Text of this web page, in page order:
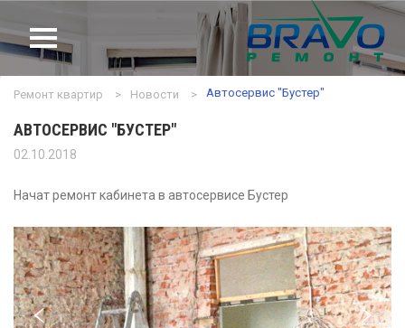
УСЛУГИ
ТИП РЕМОНТА
ТИП ПОМЕЩЕНИЯ
ТИП КВАРТИРЫ
ДИЗАЙН
ПОРТФОЛИО
Ремонт квартир Новости Автосервис "Бустер"
АВТОСЕРВИС "БУСТЕР"
02.10.2018
Начат ремонт кабинета в автосервисе Бустер